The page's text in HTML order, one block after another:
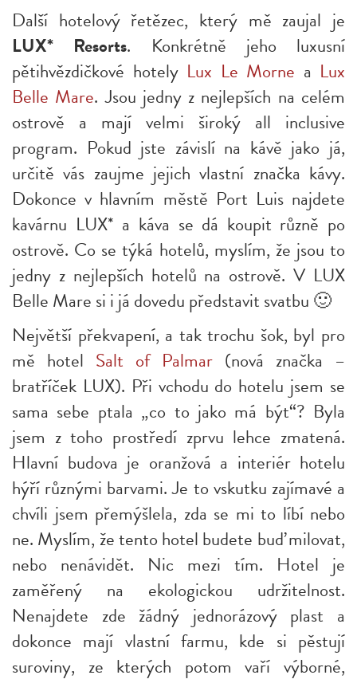
Další hotelový řetězec, který mě zaujal je
LUX* Resorts. Konkrétně jeho luxusní
pětihvězdičkové hotely Lux Le Morne a Lux
Belle Mare. Jsou jedny z nejlepších na celém
ostrově a mají velmi široký all inclusive
program. Pokud jste závislí na kávě jako já,
určitě vás zaujme jejich vlastní značka kávy.
Dokonce v hlavním městě Port Luis najdete
kavárnu LUX* a káva se dá koupit různě po
ostrově. Co se týká hotelů, myslím, že jsou to
jedny z nejlepších hotelů na ostrově. V LUX
Belle Mare si i já dovedu představit svatbu 🙂
Největší překvapení, a tak trochu šok, byl pro
mě hotel Salt of Palmar (nová značka –
bratříček LUX). Při vchodu do hotelu jsem se
sama sebe ptala „co to jako má být“? Byla
jsem z toho prostředí zprvu lehce zmatená.
Hlavní budova je oranžová a interiér hotelu
hýří různými barvami. Je to vskutku zajímavé a
chvíli jsem přemýšlela, zda se mi to líbí nebo
ne. Myslím, že tento hotel budete buď milovat,
nebo nenávidět. Nic mezi tím. Hotel je
zaměřený na ekologickou udržitelnost.
Nenajdete zde žádný jednorázový plast a
dokonce mají vlastní farmu, kde si pěstují
suroviny, ze kterých potom vaří výborné,